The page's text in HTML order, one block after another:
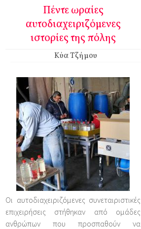
Πέντε ωραίες
αυτοδιαχειριζόμενες
ιστορίες της πόλης
Κύα Τζήμου
Οι αυτοδιαχειριζόμενες συνεταιριστικές
επιχειρήσεις στήθηκαν από ομάδες
ανθρώπων που προσπαθούν να